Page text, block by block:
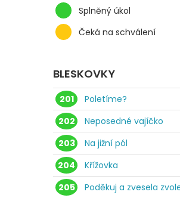
Splněný úkol
Čeká na schválení
BLESKOVKY
201
Poletíme?
202
Neposedné vajíčko
203
Na jižní pól
204
Křížovka
205
Poděkuj a zvesela